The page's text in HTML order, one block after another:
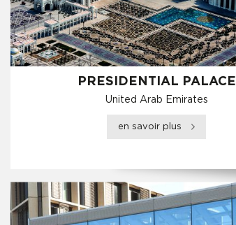
PRESIDENTIAL PALACE
United Arab Emirates
en savoir plus